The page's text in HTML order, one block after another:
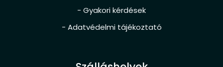
- Gyakori kérdések
- Adatvédelmi tájékoztató